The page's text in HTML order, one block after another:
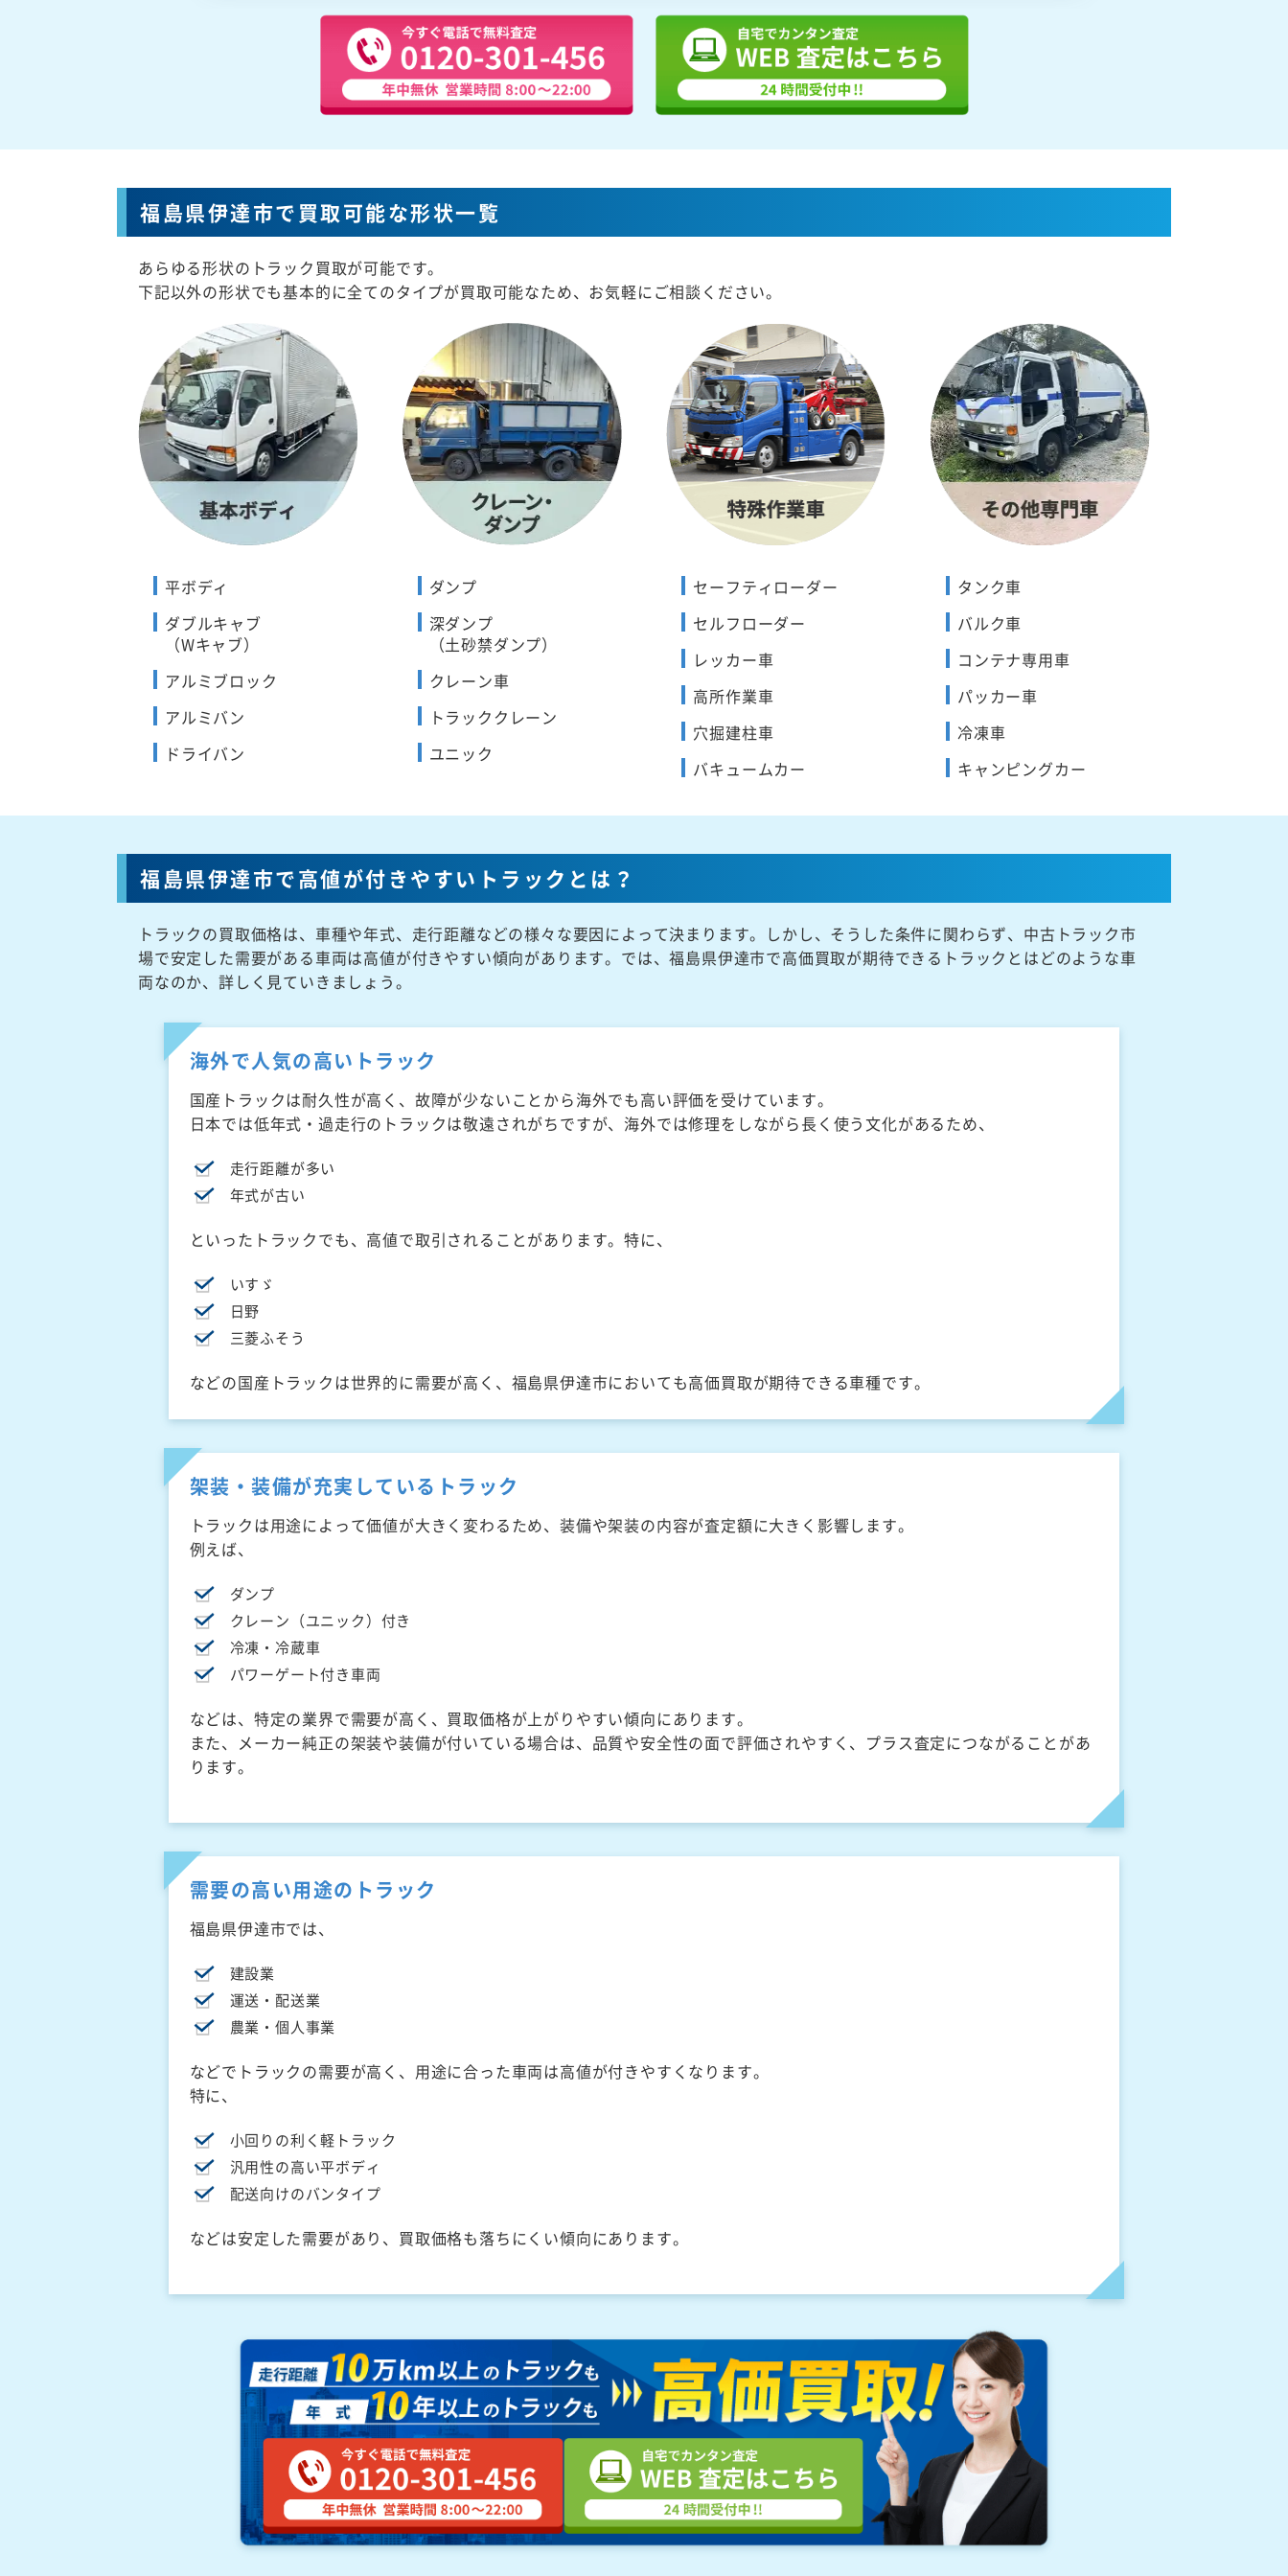
福島県伊達市で買取可能な形状一覧
あらゆる形状のトラック買取が可能です。
下記以外の形状でも基本的に全てのタイプが買取可能なため、お気軽にご相談ください。
平ボディ
ダブルキャブ
（Wキャブ）
アルミブロック
アルミバン
ドライバン
ダンプ
深ダンプ
（土砂禁ダンプ）
クレーン車
トラッククレーン
ユニック
セーフティローダー
セルフローダー
レッカー車
高所作業車
穴掘建柱車
バキュームカー
タンク車
バルク車
コンテナ専用車
パッカー車
冷凍車
キャンピングカー
福島県伊達市で高値が付きやすいトラックとは？
トラックの買取価格は、車種や年式、走行距離などの様々な要因によって決まります。しかし、そうした条件に関わらず、中古トラック市
場で安定した需要がある車両は高値が付きやすい傾向があります。では、福島県伊達市で高価買取が期待できるトラックとはどのような車
両なのか、詳しく見ていきましょう。
海外で人気の高いトラック
国産トラックは耐久性が高く、故障が少ないことから海外でも高い評価を受けています。
日本では低年式・過走行のトラックは敬遠されがちですが、海外では修理をしながら長く使う文化があるため、
走行距離が多い
年式が古い
といったトラックでも、高値で取引されることがあります。特に、
いすゞ
日野
三菱ふそう
などの国産トラックは世界的に需要が高く、福島県伊達市においても高価買取が期待できる車種です。
架装・装備が充実しているトラック
トラックは用途によって価値が大きく変わるため、装備や架装の内容が査定額に大きく影響します。
例えば、
ダンプ
クレーン（ユニック）付き
冷凍・冷蔵車
パワーゲート付き車両
などは、特定の業界で需要が高く、買取価格が上がりやすい傾向にあります。
また、メーカー純正の架装や装備が付いている場合は、品質や安全性の面で評価されやすく、プラス査定につながることがあ
ります。
需要の高い用途のトラック
福島県伊達市では、
建設業
運送・配送業
農業・個人事業
などでトラックの需要が高く、用途に合った車両は高値が付きやすくなります。
特に、
小回りの利く軽トラック
汎用性の高い平ボディ
配送向けのバンタイプ
などは安定した需要があり、買取価格も落ちにくい傾向にあります。